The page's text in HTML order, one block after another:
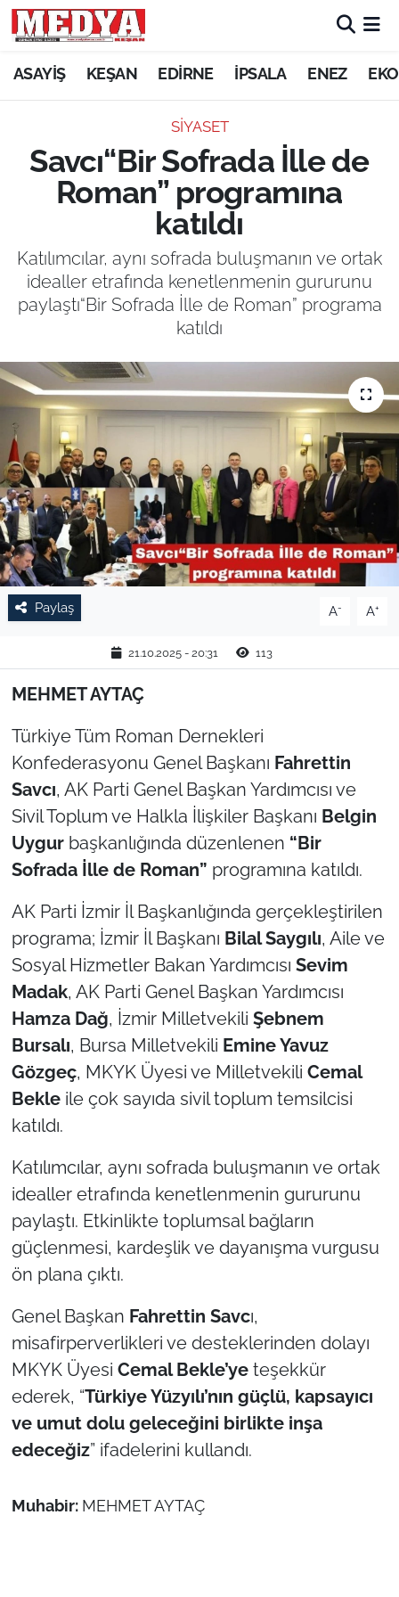
ASAYİŞ KEŞAN EDİRNE İPSALA ENEZ
SİYASET
Savcı“Bir Sofrada İlle de
Roman” programına
katıldı
Katılımcılar, aynı sofrada buluşmanın ve ortak
idealler etrafında kenetlenmenin gururunu
paylaştı“Bir Sofrada İlle de Roman” programa
katıldı
Paylaş A- A+
21.10.2025 - 20:31 113
MEHMET AYTAÇ
Türkiye Tüm Roman Dernekleri
Konfederasyonu Genel Başkanı Fahrettin
Savcı, AK Parti Genel Başkan Yardımcısı ve
Sivil Toplum ve Halkla İlişkiler Başkanı Belgin
Uygurbaşkanlığında düzenlenen “Bir
Sofrada İlle de Roman” programına katıldı.
AK Parti İzmir İl Başkanlığında gerçekleştirilen
programa; İzmir İl Başkanı Bilal Saygılı, Aile ve
Sosyal Hizmetler Bakan Yardımcısı Sevim
Madak, AK Parti Genel Başkan Yardımcısı
Hamza Dağ, İzmir Milletvekili Şebnem
Bursalı, Bursa Milletvekili Emine Yavuz
Gözgeç, MKYK Üyesi ve Milletvekili Cemal
Bekleile çok sayıda sivil toplum temsilcisi
katıldı.
Katılımcılar, aynı sofrada buluşmanın ve ortak
idealler etrafında kenetlenmenin gururunu
paylaştı. Etkinlikte toplumsal bağların
güçlenmesi, kardeşlik ve dayanışma vurgusu
ön plana çıktı.
Genel Başkan Fahrettin Savcı,
misafirperverlikleri ve desteklerinden dolayı
MKYK Üyesi Cemal Bekle’yeteşekkür
ederek, “Türkiye Yüzyılı’nın güçlü, kapsayıcı
ve umut dolu geleceğini birlikte inşa
edeceğiz” ifadelerini kullandı.
Muhabir: MEHMET AYTAÇ
KEŞAN
ASAYİŞ
SİYASET
GÜNDEM
EKONOMİ
EĞİTİM
TARIM VE HAYVANCILIK
KÜLTÜR SANAT
RESMİ İLAN
SPOR
YAŞAM
TEKİRDAĞ
KIRKLARELİ
ÇANAKKALE
TÜRKİYE
Güvenlik
Genel
Politika
Flaş Haber
Dış Haberler
Magazin
İş Dünyası
Bilim Teknoloji
Canlı Maç
Finans
Genel-A